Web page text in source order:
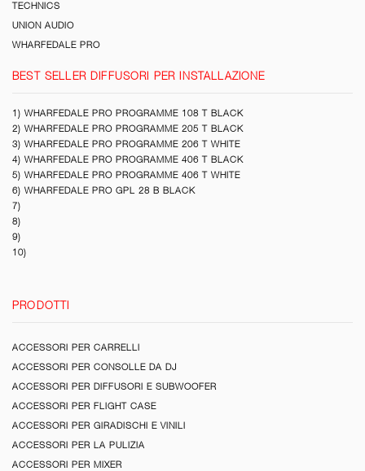
TECHNICS
UNION AUDIO
WHARFEDALE PRO
BEST SELLER DIFFUSORI PER INSTALLAZIONE
1) WHARFEDALE PRO PROGRAMME 108 T BLACK
2) WHARFEDALE PRO PROGRAMME 205 T BLACK
3) WHARFEDALE PRO PROGRAMME 206 T WHITE
4) WHARFEDALE PRO PROGRAMME 406 T BLACK
5) WHARFEDALE PRO PROGRAMME 406 T WHITE
6) WHARFEDALE PRO GPL 28 B BLACK
7)
8)
9)
10)
PRODOTTI
ACCESSORI PER CARRELLI
ACCESSORI PER CONSOLLE DA DJ
ACCESSORI PER DIFFUSORI E SUBWOOFER
ACCESSORI PER FLIGHT CASE
ACCESSORI PER GIRADISCHI E VINILI
ACCESSORI PER LA PULIZIA
ACCESSORI PER MIXER